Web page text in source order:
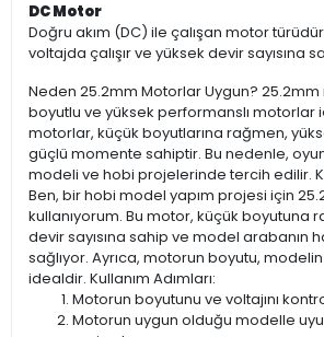
DC Motor
Doğru akım (DC) ile çalışan motor
voltajda çalışır ve yüksek devir sayısına
Neden 25.2mm Motorlar Uygun?
boyutlu ve yüksek performanslı motorlar
motorlar, küçük boyutlarına rağmen,
güçlü momente sahiptir. Bu nedenle,
modeli ve hobi projelerinde tercih edilir.
Ben, bir hobi model yapım projesi için
kullanıyorum. Bu motor, küçük boyutuna
devir sayısına sahip ve model arabanın
sağlıyor. Ayrıca, motorun boyutu, modelin
idealdir. Kullanım Adımları:
Motorun boyutunu ve voltajını
Motorun uygun olduğu modelle